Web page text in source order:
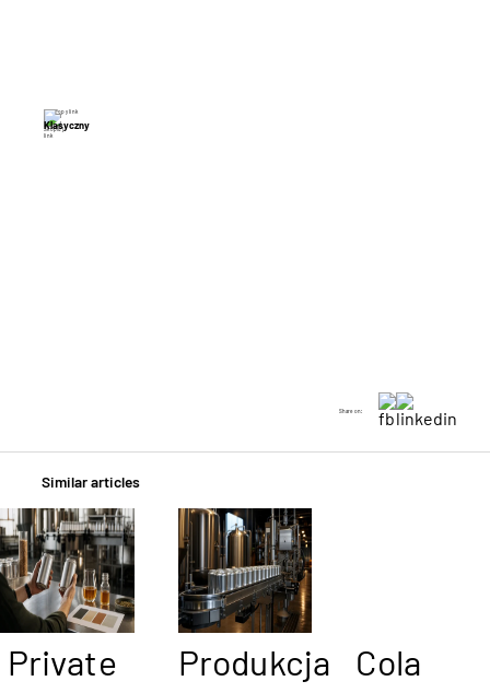
Copy link
Klasyczny
Share on:
Similar articles
Private
Produkcja
Cola